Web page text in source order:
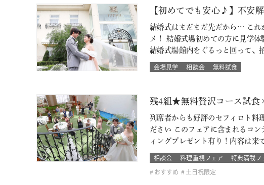
【初めてでも安心♪】不安
結婚式はまだまだ先だから… こ
メ！ 結婚式場初めての方に見学
結婚式場館内をぐるっと回って、
会場見学 相談会 無料試食
残4組★無料贅沢コース試
列席者からも好評のセフィロト料
ださい このフェアに含まれるコ
ィングプレゼント有り！内容は来
相談会 料理重視フェア
特典満載フ
おすすめ
土日祝限定